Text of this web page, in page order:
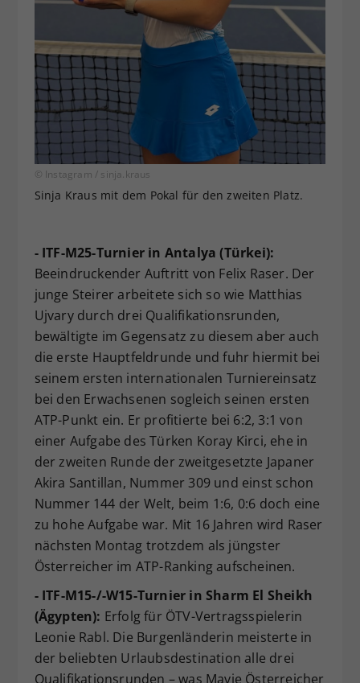
© Instagram / sinja.kraus
Sinja Kraus mit dem Pokal für den zweiten Platz.
- ITF-M25-Turnier in Antalya (Türkei):
Beeindruckender Auftritt von Felix Raser. Der
junge Steirer arbeitete sich so wie Matthias
Ujvary durch drei Qualifikationsrunden,
bewältigte im Gegensatz zu diesem aber auch
die erste Hauptfeldrunde und fuhr hiermit bei
seinem ersten internationalen Turniereinsatz
bei den Erwachsenen sogleich seinen ersten
ATP-Punkt ein. Er profitierte bei 6:2, 3:1 von
einer Aufgabe des Türken Koray Kirci, ehe in
der zweiten Runde der zweitgesetzte Japaner
Akira Santillan, Nummer 309 und einst schon
Nummer 144 der Welt, beim 1:6, 0:6 doch eine
zu hohe Aufgabe war. Mit 16 Jahren wird Raser
nächsten Montag trotzdem als jüngster
Österreicher im ATP-Ranking aufscheinen.
- ITF-M15-/-W15-Turnier in Sharm El Sheikh
(Ägypten): Erfolg für ÖTV-Vertragsspielerin
Leonie Rabl. Die Burgenländerin meisterte in
der beliebten Urlaubsdestination alle drei
Qualifikationsrunden – was Mavie Österreicher